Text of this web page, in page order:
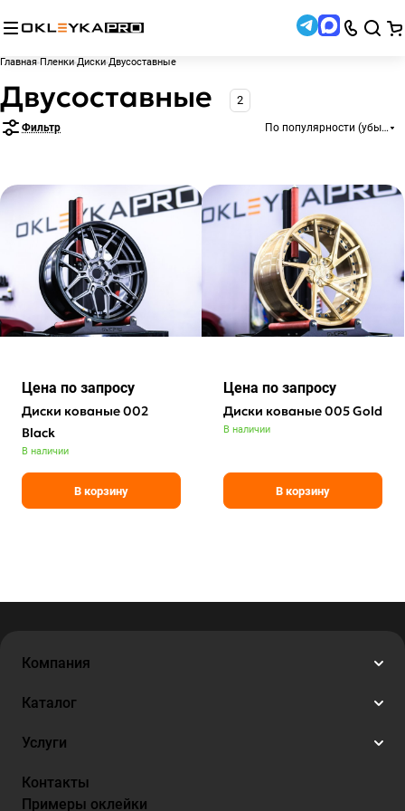
Главная Пленки Диски Двусоставные
Двусоставные 2
Фильтр По популярности
Цена по запросу
Диски кованые 002
Black
В наличии
В корзину
Цена по запросу
Диски кованые 005 Gold
В наличии
В корзину
Компания
Каталог
Услуги
Контакты
Примеры оклейки